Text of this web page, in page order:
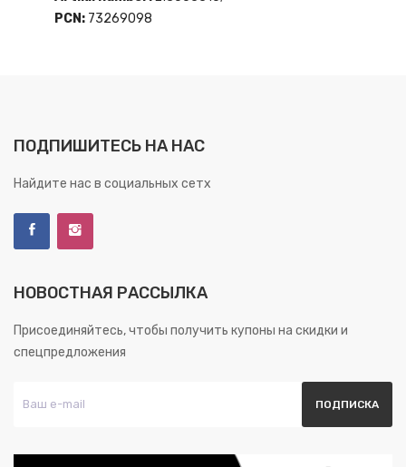
PCN: 73269098
ПОДПИШИТЕСЬ НА НАС
Найдите нас в социальных сетх
НОВОСТНАЯ РАССЫЛКА
Присоединяйтесь, чтобы получить купоны на скидки и
спецпредложения